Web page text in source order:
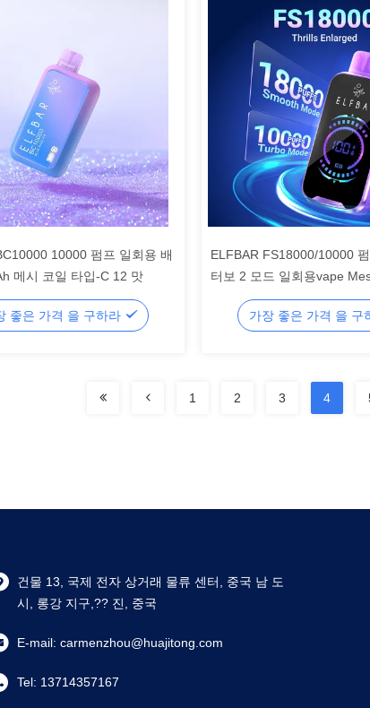
10000 펌프 일회용 배
메시 코일 타입-C 12 맛
좋은 가격 을 구하라
ELFBAR FS18000/10000
터보 2 모드 일회용vape
mAh 타입-C 수박 레몬
가장 좋은 가격 을 구
1 2 3 4
건물 13, 국제 전자 상거래 물류 센터, 중국 남 도
시, 롱강 지구,?? 진, 중국
E-mail: carmenzhou@huajitong.com
Tel: 13714357167